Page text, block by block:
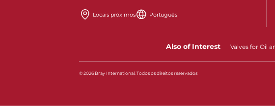
Locais próximos Português
Also of Interest Valves for Oil
© 2026 Bray International. Todos os direitos reservados